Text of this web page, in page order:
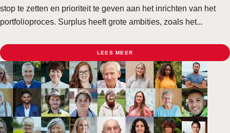
stop te zetten en prioriteit te geven aan het inrichten van het
portfolioproces. Surplus heeft grote ambities, zoals het...
LEES MEER